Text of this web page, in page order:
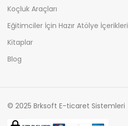
Koçluk Araçları
Eğitimciler İçin Hazır Atölye İçerikleri
Kitaplar
Blog
© 2025 Brksoft E-ticaret Sistemleri